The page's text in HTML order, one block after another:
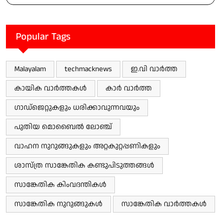
Popular Tags
Malayalam techmacknews
ഇ.വി വാർത്ത
കായിക വാർത്തകൾ
കാർ വാർത്ത
ഗാഡ്‌ജെറ്റുകളും ധരിക്കാവുന്നവയും
പുതിയ മൊബൈൽ ലോഞ്ച്
വാഹന നുറുങ്ങുകളും അറ്റകുറ്റപ്പണികളും
ശാസ്ത്ര സാങ്കേതിക കണ്ടുപിടുത്തങ്ങൾ
സാങ്കേതിക കിംവദന്തികൾ
സാങ്കേതിക നുറുങ്ങുകൾ
സാങ്കേതിക വാർത്തകൾ